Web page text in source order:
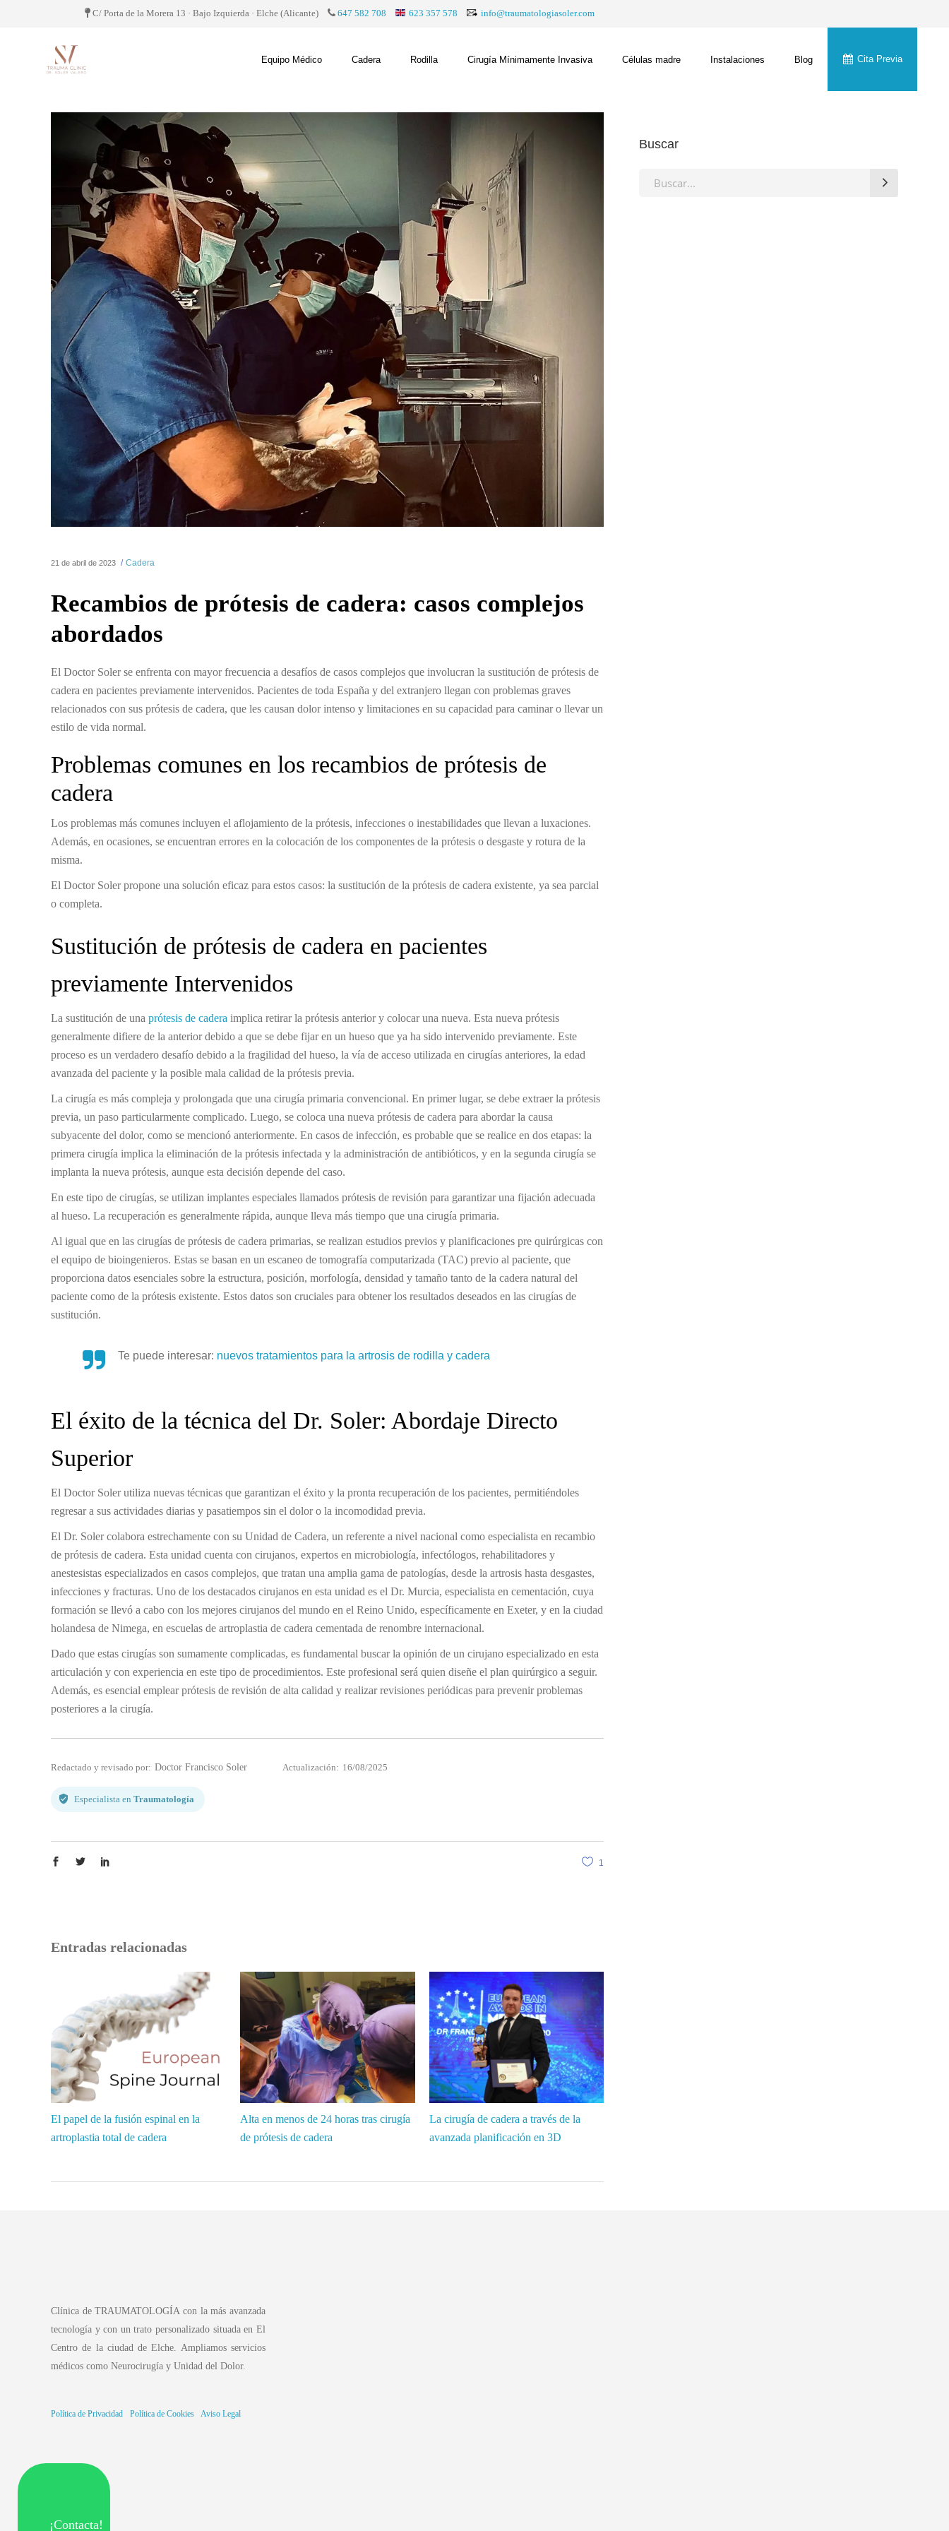
C/ Porta de la Morera 13 · Bajo Izquierda · Elche (Alicante) 647 582 708 623 357 578 info@traumatologiasoler.com
Equipo Médico Cadera Rodilla Cirugía Mínimamente Invasiva Células madre Instalaciones Blog Cita Previa
21 de abril de 2023 Cadera
Recambios de prótesis de cadera: casos complejos
abordados
El Doctor Soler se enfrenta con mayor frecuencia a desafíos de casos complejos que involucran la sustitución de prótesis de
cadera en pacientes previamente intervenidos. Pacientes de toda España y del extranjero llegan con problemas graves
relacionados con sus prótesis de cadera, que les causan dolor intenso y limitaciones en su capacidad para caminar o llevar un
estilo de vida normal.
Problemas comunes en los recambios de prótesis de
cadera
Los problemas más comunes incluyen el aflojamiento de la prótesis, infecciones o inestabilidades que llevan a luxaciones.
Además, en ocasiones, se encuentran errores en la colocación de los componentes de la prótesis o desgaste y rotura de la
misma.
El Doctor Soler propone una solución eficaz para estos casos: la sustitución de la prótesis de cadera existente, ya sea parcial
o completa.
Sustitución de prótesis de cadera en pacientes
previamente Intervenidos
La sustitución de una prótesis de cadera implica retirar la prótesis anterior y colocar una nueva. Esta nueva prótesis
generalmente difiere de la anterior debido a que se debe fijar en un hueso que ya ha sido intervenido previamente. Este
proceso es un verdadero desafío debido a la fragilidad del hueso, la vía de acceso utilizada en cirugías anteriores, la edad
avanzada del paciente y la posible mala calidad de la prótesis previa.
La cirugía es más compleja y prolongada que una cirugía primaria convencional. En primer lugar, se debe extraer la prótesis
previa, un paso particularmente complicado. Luego, se coloca una nueva prótesis de cadera para abordar la causa
subyacente del dolor, como se mencionó anteriormente. En casos de infección, es probable que se realice en dos etapas: la
primera cirugía implica la eliminación de la prótesis infectada y la administración de antibióticos, y en la segunda cirugía se
implanta la nueva prótesis, aunque esta decisión depende del caso.
En este tipo de cirugías, se utilizan implantes especiales llamados prótesis de revisión para garantizar una fijación adecuada
al hueso. La recuperación es generalmente rápida, aunque lleva más tiempo que una cirugía primaria.
Al igual que en las cirugías de prótesis de cadera primarias, se realizan estudios previos y planificaciones pre quirúrgicas con
el equipo de bioingenieros. Estas se basan en un escaneo de tomografía computarizada (TAC) previo al paciente, que
proporciona datos esenciales sobre la estructura, posición, morfología, densidad y tamaño tanto de la cadera natural del
paciente como de la prótesis existente. Estos datos son cruciales para obtener los resultados deseados en las cirugías de
sustitución.
Te puede interesar: nuevos tratamientos para la artrosis de rodilla y cadera
El éxito de la técnica del Dr. Soler: Abordaje Directo
Superior
El Doctor Soler utiliza nuevas técnicas que garantizan el éxito y la pronta recuperación de los pacientes, permitiéndoles
regresar a sus actividades diarias y pasatiempos sin el dolor o la incomodidad previa.
El Dr. Soler colabora estrechamente con su Unidad de Cadera, un referente a nivel nacional como especialista en recambio
de prótesis de cadera. Esta unidad cuenta con cirujanos, expertos en microbiología, infectólogos, rehabilitadores y
anestesistas especializados en casos complejos, que tratan una amplia gama de patologías, desde la artrosis hasta desgastes,
infecciones y fracturas. Uno de los destacados cirujanos en esta unidad es el Dr. Murcia, especialista en cementación, cuya
formación se llevó a cabo con los mejores cirujanos del mundo en el Reino Unido, específicamente en Exeter, y en la ciudad
holandesa de Nimega, en escuelas de artroplastia de cadera cementada de renombre internacional.
Dado que estas cirugías son sumamente complicadas, es fundamental buscar la opinión de un cirujano especializado en esta
articulación y con experiencia en este tipo de procedimientos. Este profesional será quien diseñe el plan quirúrgico a seguir.
Además, es esencial emplear prótesis de revisión de alta calidad y realizar revisiones periódicas para prevenir problemas
posteriores a la cirugía.
Redactado y revisado por: Doctor Francisco Soler Actualización: 16/08/2025
Especialista en Traumatología
1
Entradas relacionadas
El papel de la fusión espinal en la
artroplastia total de cadera
Alta en menos de 24 horas tras cirugía
de prótesis de cadera
La cirugía de cadera a través de la
avanzada planificación en 3D
Buscar
Search
Clínica de TRAUMATOLOGÍA con la más avanzada
tecnología y con un trato personalizado situada en El
Centro de la ciudad de Elche. Ampliamos servicios
médicos como Neurocirugía y Unidad del Dolor.
Política de Privacidad Política de Cookies Aviso Legal
¡Contacta!